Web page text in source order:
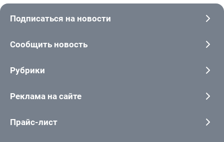
Подписаться на новости
Сообщить новость
Рубрики
Реклама на сайте
Прайс-лист